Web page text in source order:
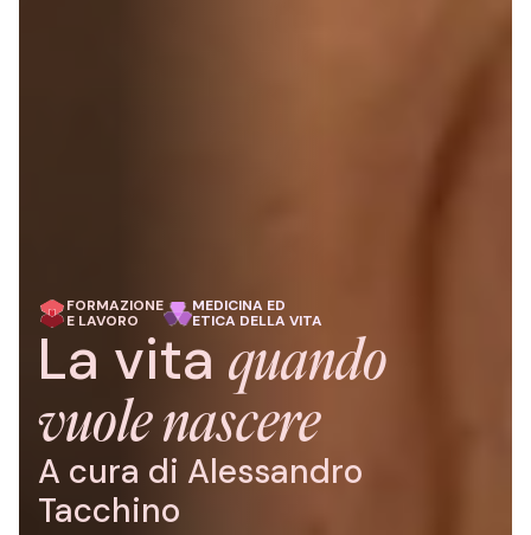
FORMAZIONE
E LAVORO
MEDICINA ED
ETICA DELLA VITA
La vita quando
vuole nascere
A cura di Alessandro
Tacchino